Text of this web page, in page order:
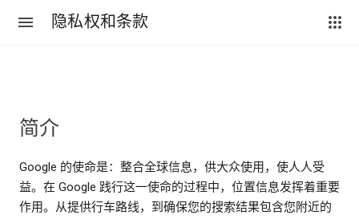
隐私权和条款
简介
Google 的使命是：整合全球信息，供大众使用，使人人受
益。在 Google 践行这一使命的过程中，位置信息发挥着重要
作用。从提供行车路线，到确保您的搜索结果包含您附近的